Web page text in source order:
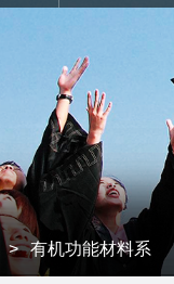
有机功能材料系